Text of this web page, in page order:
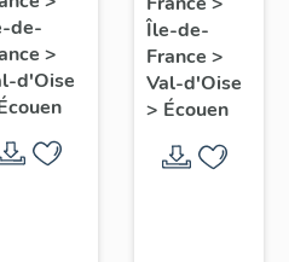
de-
>
d'Oise
de la
mairie
d'Ecouen
Île-de-
France >
Val-d'Oise
> Écouen